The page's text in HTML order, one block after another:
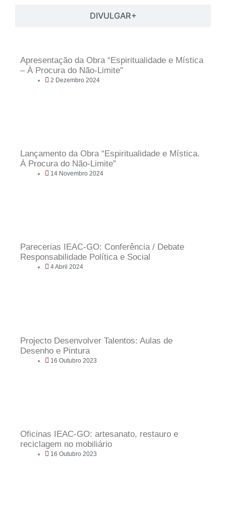
DIVULGAR+
Apresentação da Obra “Espiritualidade e Mística
– À Procura do Não-Limite”
2 Dezembro 2024
Lançamento da Obra “Espiritualidade e Mística.
À Procura do Não-Limite”
14 Novembro 2024
Parecerias IEAC-GO: Conferência / Debate
Responsabilidade Política e Social
4 Abril 2024
Projecto Desenvolver Talentos: Aulas de
Desenho e Pintura
16 Outubro 2023
Oficinas IEAC-GO: artesanato, restauro e
reciclagem no mobiliário
16 Outubro 2023